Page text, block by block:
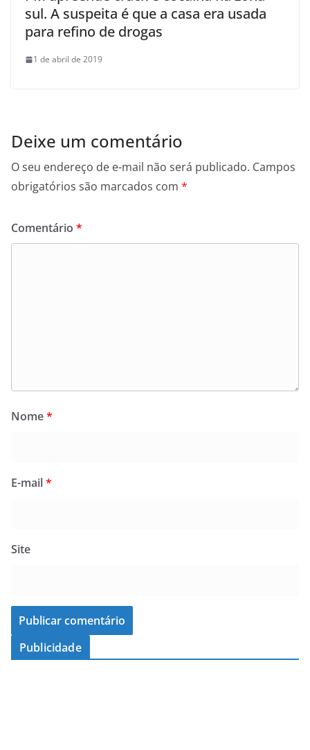
sul. A suspeita é que a casa era usada
para refino de drogas
1 de abril de 2019
Deixe um comentário
O seu endereço de e-mail não será publicado. Campos
obrigatórios são marcados com *
Comentário *
Nome*
E-mail*
Site
Publicidade